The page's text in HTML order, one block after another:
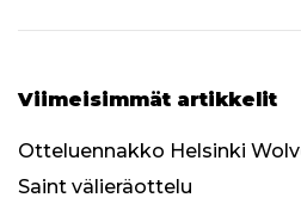
Viimeisimmät artikkelit
Otteluennakko Helsinki
Saint välieräottelu